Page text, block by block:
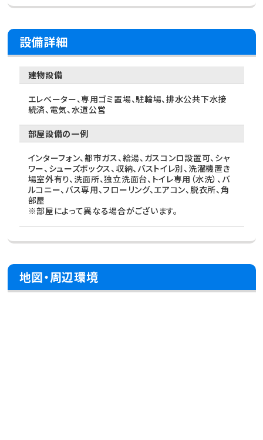
設備詳細
建物設備
エレベーター、専用ゴミ置場、駐輪場、排水公共下水接
続済、電気、水道公営
部屋設備の一例
インターフォン、都市ガス、給湯、ガスコンロ設置可、シャ
ワー、シューズボックス、収納、バストイレ別、洗濯機置き
場室外有り、洗面所、独立洗面台、トイレ専用（水洗）、バ
ルコニー、バス専用、フローリング、エアコン、脱衣所、角
部屋
※部屋によって異なる場合がございます。
地図・周辺環境